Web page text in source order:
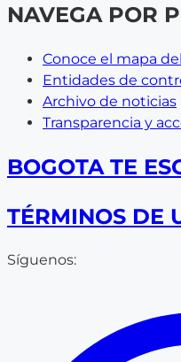
NAVEGA POR
Conoce el mapa
Entidades de
Archivo de noticias
Transparencia y
BOGOTA TE
TÉRMINOS DE
Síguenos: